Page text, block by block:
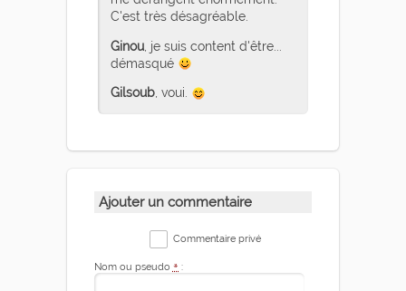
C'est très désagréable.
Ginou, je suis content d'être...
démasqué
Gilsoub, voui.
Ajouter un commentaire
Commentaire privé
Nom ou pseudo * :